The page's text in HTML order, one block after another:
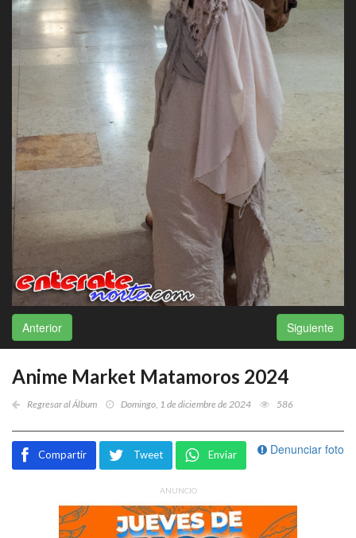
Anterior Siguiente
Anime Market Matamoros 2024
Regresar al Álbum Domingo, 1 de diciembre de 2024 586
Denunciar foto
Compartir Tweet Enviar
ANUNCIO